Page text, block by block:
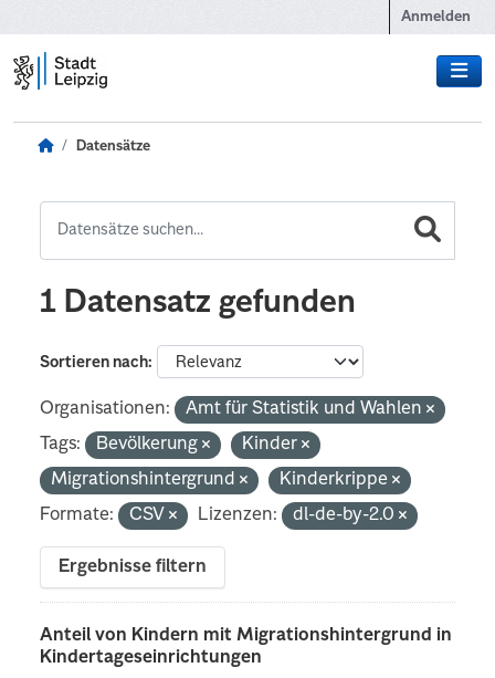
Anmelden
Datensätze
1 Datensatz gefunden
Sortieren nach
Organisationen:
Amt für Statistik und Wahlen
Tags:
Bevölkerung
Kinder
Migrationshintergrund
Kinderkrippe
Formate:
CSV Lizenzen: dl-de-by-2.0
Ergebnisse filtern
Anteil von Kindern mit Migrationshintergrund in
Kindertageseinrichtungen